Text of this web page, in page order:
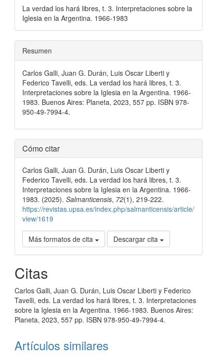
La verdad los hará libres, t. 3. Interpretaciones sobre la
Iglesia en la Argentina. 1966-1983
Resumen
Carlos Galli, Juan G. Durán, Luis Oscar Liberti y
Federico Tavelli, eds. La verdad los hará libres, t. 3.
Interpretaciones sobre la Iglesia en la Argentina. 1966-
1983. Buenos Aires: Planeta, 2023, 557 pp. ISBN 978-
950-49-7994-4.
Detalles
del
artículo
Cómo citar
Carlos Galli, Juan G. Durán, Luis Oscar Liberti y
Federico Tavelli, eds. La verdad los hará libres, t. 3.
Interpretaciones sobre la Iglesia en la Argentina. 1966-
1983. (2025). Salmanticensis, 72(1), 219-222.
https://revistas.upsa.es/index.php/salmanticensis/article/
view/1619
Más formatos de cita Descargar cita
Citas
Carlos Galli, Juan G. Durán, Luis Oscar Liberti y Federico
Tavelli, eds. La verdad los hará libres, t. 3. Interpretaciones
sobre la Iglesia en la Argentina. 1966-1983. Buenos Aires:
Planeta, 2023, 557 pp. ISBN 978-950-49-7994-4.
Artículos similares